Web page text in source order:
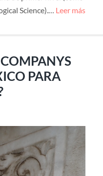
Science).… Leer más
PARA